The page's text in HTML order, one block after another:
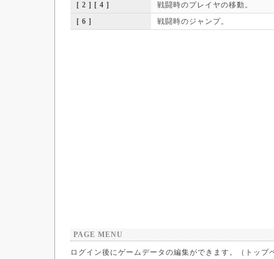
[ 2 ] [ 4 ]
戦闘時のプレイヤの移動。
[ 6 ]
戦闘時のジャンプ。
PAGE MENU
ログイン後にゲームデータの編集ができます。（トッ